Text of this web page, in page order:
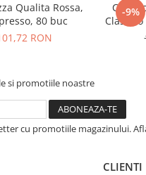
Qualita Rossa,
80 buc
RON
-9%
Cafea
si promotiile noastre
cu promotiile magazinului.
CLIENTI